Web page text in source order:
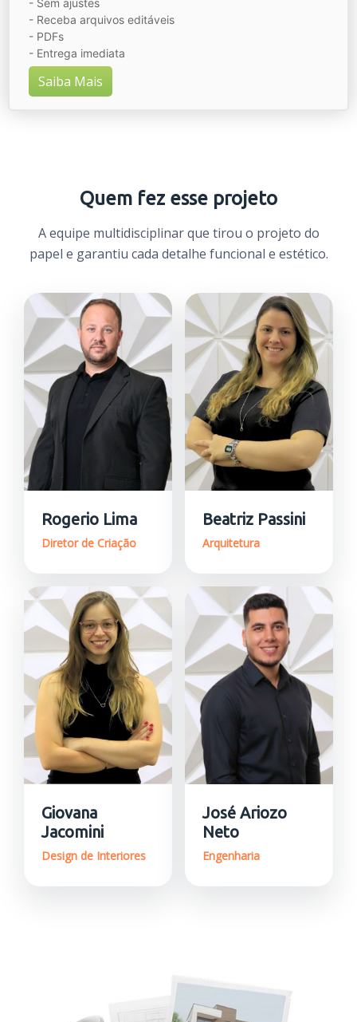
- Sem ajustes
- Receba arquivos editáveis
- PDFs
- Entrega imediata
Saiba Mais
Quem fez esse projeto
A equipe multidisciplinar que tirou o projeto do
papel e garantiu cada detalhe funcional e estético.
Rogerio Lima
Diretor de Criação
Beatriz Passini
Arquitetura
Giovana
Jacomini
Design de Interiores
José Ariozo
Neto
Engenharia